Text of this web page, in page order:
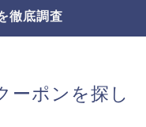
徹底調査
ーポンを探し